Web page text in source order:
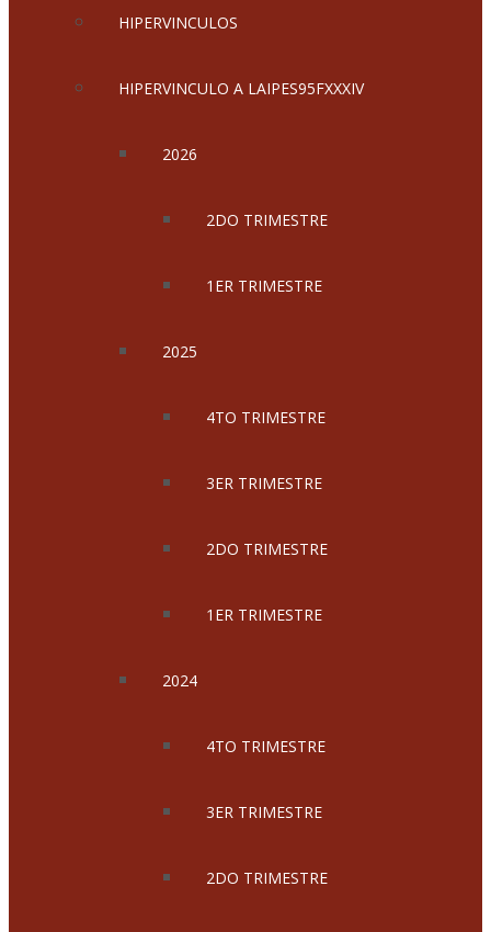
HIPERVINCULOS
HIPERVINCULO A LAIPES95FXXXIV
2026
2DO TRIMESTRE
1ER TRIMESTRE
2025
4TO TRIMESTRE
3ER TRIMESTRE
2DO TRIMESTRE
1ER TRIMESTRE
2024
4TO TRIMESTRE
3ER TRIMESTRE
2DO TRIMESTRE